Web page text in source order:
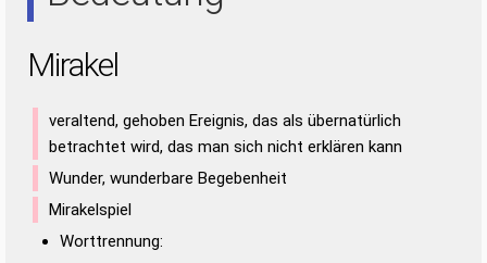
Mirakel
veraltend, gehoben Ereignis, das als übernatürlich
betrachtet wird, das man sich nicht erklären kann
Wunder, wunderbare Begebenheit
Mirakelspiel
Worttrennung: